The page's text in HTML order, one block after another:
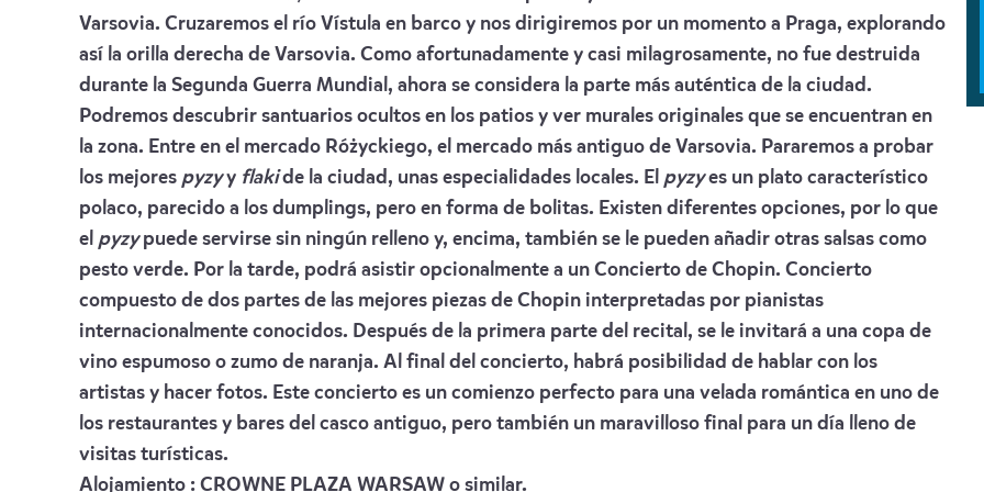
Varsovia. Cruzaremos el río Vístula en barco y nos dirigiremos por un momento a Praga, explorando
así la orilla derecha de Varsovia. Como afortunadamente y casi milagrosamente, no fue destruida
durante la Segunda Guerra Mundial, ahora se considera la parte más auténtica de la ciudad.
Podremos descubrir santuarios ocultos en los patios y ver murales originales que se encuentran en
la zona. Entre en el mercado Różyckiego, el mercado más antiguo de Varsovia. Pararemos a probar
los mejores pyzyy flakide la ciudad, unas especialidades locales. El pyzyes un plato característico
polaco, parecido a los dumplings, pero en forma de bolitas. Existen diferentes opciones, por lo que
el pyzypuede servirse sin ningún relleno y, encima, también se le pueden añadir otras salsas como
pesto verde. Por la tarde, podrá asistir opcionalmente a un Concierto de Chopin. Concierto
compuesto de dos partes de las mejores piezas de Chopin interpretadas por pianistas
internacionalmente conocidos. Después de la primera parte del recital, se le invitará a una copa de
vino espumoso o zumo de naranja. Al final del concierto, habrá posibilidad de hablar con los
artistas y hacer fotos. Este concierto es un comienzo perfecto para una velada romántica en uno de
los restaurantes y bares del casco antiguo, pero también un maravilloso final para un día lleno de
visitas turísticas.
Alojamiento : CROWNE PLAZA WARSAW o similar.